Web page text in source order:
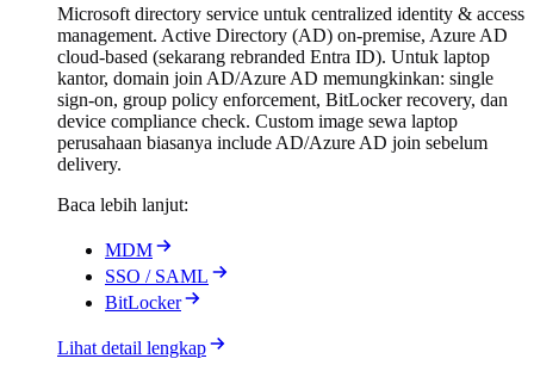
Microsoft directory service untuk centralized identity & access
management. Active Directory (AD) on-premise, Azure AD
cloud-based (sekarang rebranded Entra ID). Untuk laptop
kantor, domain join AD/Azure AD memungkinkan: single
sign-on, group policy enforcement, BitLocker recovery, dan
device compliance check. Custom image sewa laptop
perusahaan biasanya include AD/Azure AD join sebelum
delivery.
Baca lebih lanjut:
MDM
SSO / SAML
BitLocker
Lihat detail lengkap